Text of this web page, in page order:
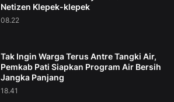
Netizen Klepek-klepek
08.22
Tak Ingin Warga Terus Antre Tangki Air,
Pemkab Pati Siapkan Program Air Bersih
Jangka Panjang
18.41